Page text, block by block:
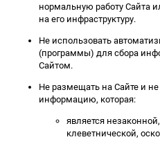
нормальную работу Сайта
на его инфраструктуру.
Не использовать
(программы) для сбора
Сайтом.
Не размещать на Сайте и
информацию, которая:
является
клеветнической,